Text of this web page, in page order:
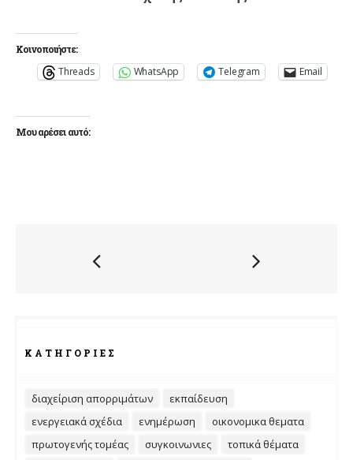
Κοινοποιήστε:
Threads WhatsApp Telegram Email
Μου αρέσει αυτό:
ΚΑΤΗΓΟΡΊΕΣ
διαχείριση απορριμάτων
εκπαίδευση
ενεργειακά σχέδια
ενημέρωση
οικονομικα θεματα
πρωτογενής τομέας
συγκοινωνιες
τοπικά θέματα